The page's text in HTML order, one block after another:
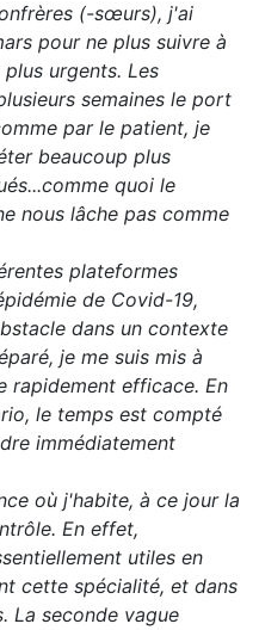
(-sœurs), j'ai
pour ne plus suivre à
urgents. Les
semaines le port
par le patient, je
beaucoup plus
quoi le
nous lâche pas comme
plateformes
de Covid-19,
dans un contexte
je me suis mis à
rapidement efficace. En
le temps est compté
immédiatement
où j'habite, à ce jour la
En effet,
utiles en
cette spécialité, et dans
La seconde vague